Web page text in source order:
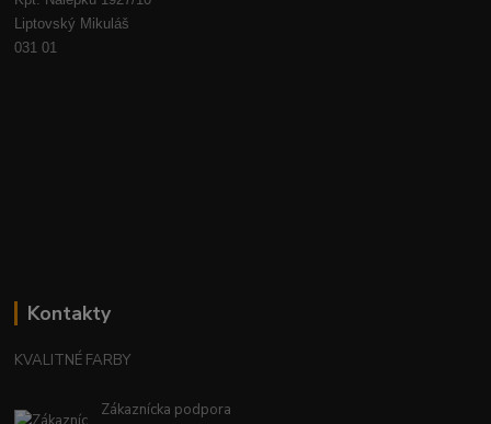
Liptovský Mikuláš
031 01
Kontakty
KVALITNÉ FARBY
Zákaznícka podpora